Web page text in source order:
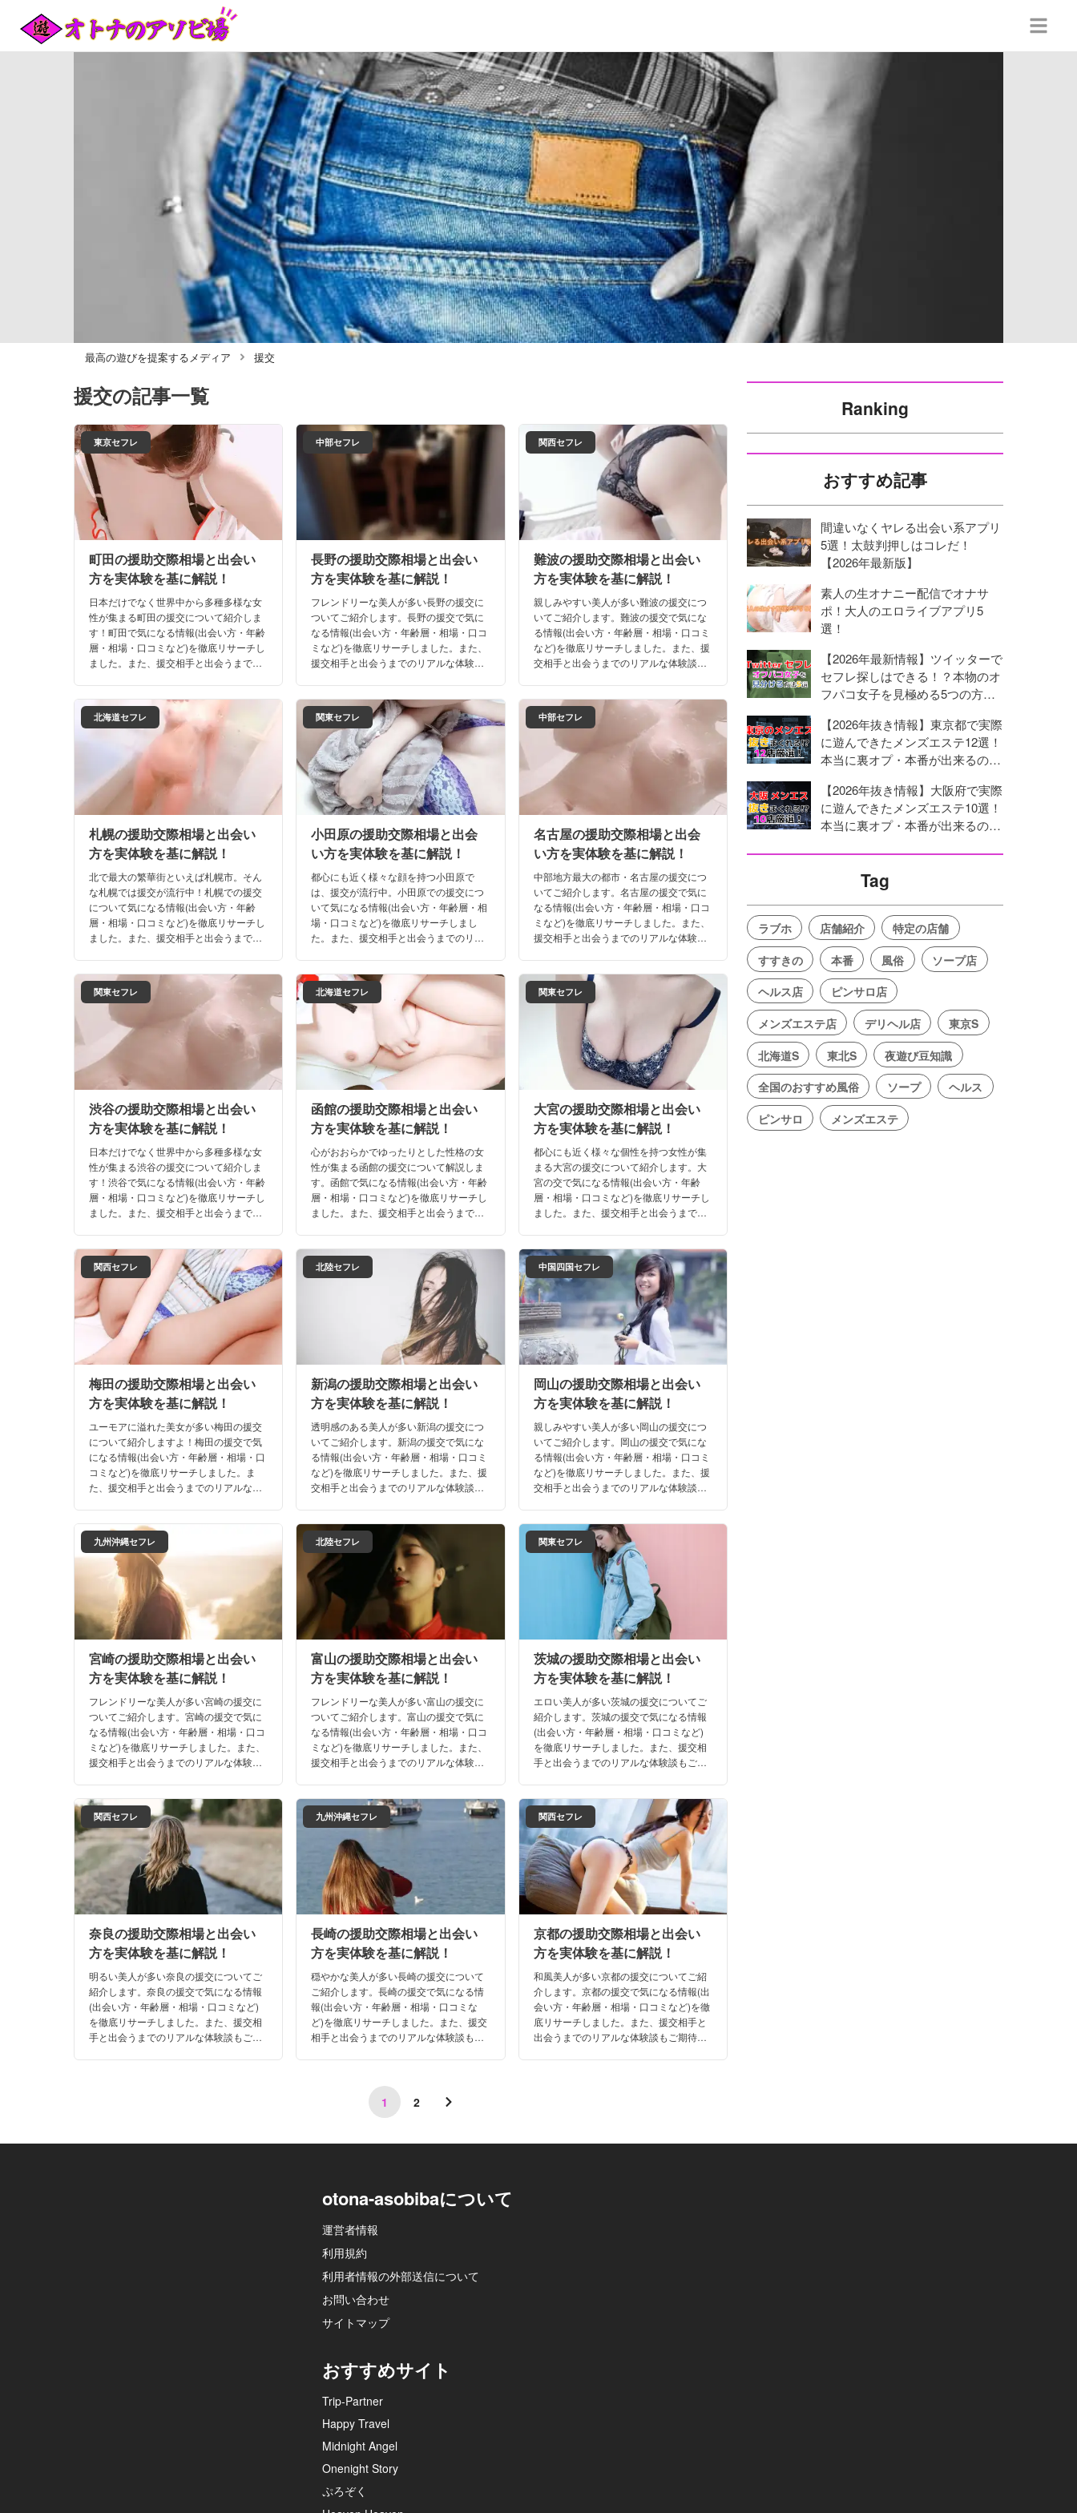
最高の遊びを提案するメディア 援交
援交の記事一覧
東京セフレ
町田の援助交際相場と出会い
方を実体験を基に解説！
日本だけでなく世界中から多種多様な女
性が集まる町田の援交について紹介しま
す！町田で気になる情報(出会い方・年齢
層・相場・口コミなど)を徹底リサーチし
ました。また、援交相手と出会うまでの
中部セフレ
長野の援助交際相場と出会い
方を実体験を基に解説！
フレンドリーな美人が多い長野の援交に
ついてご紹介します。長野の援交で気に
なる情報(出会い方・年齢層・相場・口コ
ミなど)を徹底リサーチしました。また、
援交相手と出会うまでのリアルな体験談
関西セフレ
難波の援助交際相場と出会い
方を実体験を基に解説！
親しみやすい美人が多い難波の援交につ
いてご紹介します。難波の援交で気にな
る情報(出会い方・年齢層・相場・口コミ
など)を徹底リサーチしました。また、援
交相手と出会うまでのリアルな体験談も
北海道セフレ
札幌の援助交際相場と出会い
方を実体験を基に解説！
北で最大の繁華街といえば札幌市。そん
な札幌では援交が流行中！札幌での援交
について気になる情報(出会い方・年齢
層・相場・口コミなど)を徹底リサーチし
ました。また、援交相手と出会うまでの
よ！
関東セフレ
小田原の援助交際相場と出会
い方を実体験を基に解説！
都心にも近く様々な顔を持つ小田原で
は、援交が流行中。小田原での援交につ
いて気になる情報(出会い方・年齢層・相
場・口コミなど)を徹底リサーチしまし
た。また、援交相手と出会うまでのリア
中部セフレ
名古屋の援助交際相場と出会
い方を実体験を基に解説！
中部地方最大の都市・名古屋の援交につ
いてご紹介します。名古屋の援交で気に
なる情報(出会い方・年齢層・相場・口コ
ミなど)を徹底リサーチしました。また、
援交相手と出会うまでのリアルな体験談
関東セフレ
渋谷の援助交際相場と出会い
方を実体験を基に解説！
日本だけでなく世界中から多種多様な女
性が集まる渋谷の援交について紹介しま
す！渋谷で気になる情報(出会い方・年齢
層・相場・口コミなど)を徹底リサーチし
ました。また、援交相手と出会うまでの
北海道セフレ
函館の援助交際相場と出会い
方を実体験を基に解説！
心がおおらかでゆったりとした性格の女
性が集まる函館の援交について解説しま
す。函館で気になる情報(出会い方・年齢
層・相場・口コミなど)を徹底リサーチし
ました。また、援交相手と出会うまでの
関東セフレ
大宮の援助交際相場と出会い
方を実体験を基に解説！
都心にも近く様々な個性を持つ女性が集
まる大宮の援交について紹介します。大
宮の交で気になる情報(出会い方・年齢
層・相場・口コミなど)を徹底リサーチし
ました。また、援交相手と出会うまでの
関西セフレ
梅田の援助交際相場と出会い
方を実体験を基に解説！
ユーモアに溢れた美女が多い梅田の援交
について紹介しますよ！梅田の援交で気
になる情報(出会い方・年齢層・相場・口
コミなど)を徹底リサーチしました。ま
た、援交相手と出会うまでのリアルな体
ず！
北陸セフレ
新潟の援助交際相場と出会い
方を実体験を基に解説！
透明感のある美人が多い新潟の援交につ
いてご紹介します。新潟の援交で気にな
る情報(出会い方・年齢層・相場・口コミ
など)を徹底リサーチしました。また、援
交相手と出会うまでのリアルな体験談も
中国四国セフレ
岡山の援助交際相場と出会い
方を実体験を基に解説！
親しみやすい美人が多い岡山の援交につ
いてご紹介します。岡山の援交で気にな
る情報(出会い方・年齢層・相場・口コミ
など)を徹底リサーチしました。また、援
交相手と出会うまでのリアルな体験談も
九州沖縄セフレ
宮崎の援助交際相場と出会い
方を実体験を基に解説！
フレンドリーな美人が多い宮崎の援交に
ついてご紹介します。宮崎の援交で気に
なる情報(出会い方・年齢層・相場・口コ
ミなど)を徹底リサーチしました。また、
援交相手と出会うまでのリアルな体験談
北陸セフレ
富山の援助交際相場と出会い
方を実体験を基に解説！
フレンドリーな美人が多い富山の援交に
ついてご紹介します。富山の援交で気に
なる情報(出会い方・年齢層・相場・口コ
ミなど)を徹底リサーチしました。また、
援交相手と出会うまでのリアルな体験談
関東セフレ
茨城の援助交際相場と出会い
方を実体験を基に解説！
エロい美人が多い茨城の援交についてご
紹介します。茨城の援交で気になる情報
(出会い方・年齢層・相場・口コミなど)
を徹底リサーチしました。また、援交相
手と出会うまでのリアルな体験談もご期
関西セフレ
奈良の援助交際相場と出会い
方を実体験を基に解説！
明るい美人が多い奈良の援交についてご
紹介します。奈良の援交で気になる情報
(出会い方・年齢層・相場・口コミなど)
を徹底リサーチしました。また、援交相
手と出会うまでのリアルな体験談もご期
九州沖縄セフレ
長崎の援助交際相場と出会い
方を実体験を基に解説！
穏やかな美人が多い長崎の援交について
ご紹介します。長崎の援交で気になる情
報(出会い方・年齢層・相場・口コミな
ど)を徹底リサーチしました。また、援交
相手と出会うまでのリアルな体験談もご
関西セフレ
京都の援助交際相場と出会い
方を実体験を基に解説！
和風美人が多い京都の援交についてご紹
介します。京都の援交で気になる情報(出
会い方・年齢層・相場・口コミなど)を徹
底リサーチしました。また、援交相手と
出会うまでのリアルな体験談もご期待下
1 2
Ranking
おすすめ記事
間違いなくヤレる出会い系アプリ
5選！太鼓判押しはコレだ！
【2026年最新版】
素人の生オナニー配信でオナサ
ポ！大人のエロライブアプリ5
選！
【2026年最新情報】ツイッターで
セフレ探しはできる！？本物のオ
フパコ女子を見極める5つの方
【2026年抜き情報】東京都で実際
に遊んできたメンズエステ12選！
本当に裏オプ・本番が出来るのか
【2026年抜き情報】大阪府で実際
に遊んできたメンズエステ10選！
本当に裏オプ・本番が出来るのか
Tag
ラブホ 店舗紹介
特定の店舗
すすきの
本番 風俗
ソープ店
ヘルス店
ピンサロ店
メンズエステ店
デリヘル店
東京S
北海道S
東北S
夜遊び豆知識
全国のおすすめ風俗
ソープ
ヘルス
ピンサロ
メンズエステ
otona-asobibaについて
運営者情報
利用規約
利用者情報の外部送信について
お問い合わせ
サイトマップ
おすすめサイト
Trip-Partner
Happy Travel
Midnight Angel
Onenight Story
ぷろぞく